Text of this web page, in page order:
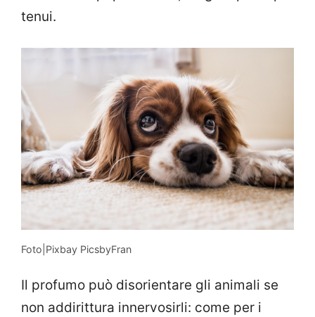
tenui.
Foto|Pixbay PicsbyFran
Il profumo può disorientare gli animali se
non addirittura innervosirli: come per i